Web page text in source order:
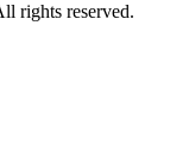
rights reserved.